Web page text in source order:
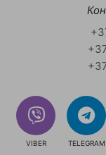
VIBER TELEGRAM